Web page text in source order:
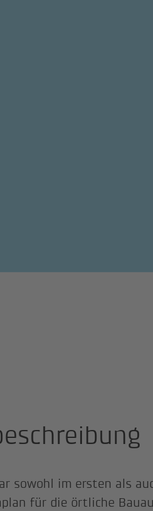
sowohl im ersten als
für die örtliche